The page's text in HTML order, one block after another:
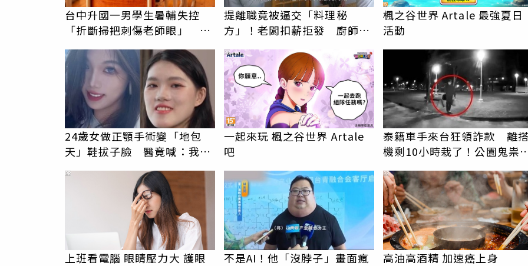
台中升國一男學生暑輔失控
「折斷掃把刺傷老師眼」 恐
提離職竟被逼交「料理秘
方」！老闆扣薪拒發 廚師怒
楓之谷世界 Artale 最強夏日
活動
24歲女做正顎手術變「地包
天」鞋拔子臉 醫竟喊：我喜
歡，比較洋氣
一起來玩 楓之谷世界 Artale
吧
PR
泰籍車手來台狂領詐款 離
機剩10小時栽了！公園鬼祟
理背包露餡遭收押
上班看電腦 眼睛壓力大 護眼
PR
不是AI！他「沒脖子」畫面瘋
高油高酒精 加速癌上身
PR